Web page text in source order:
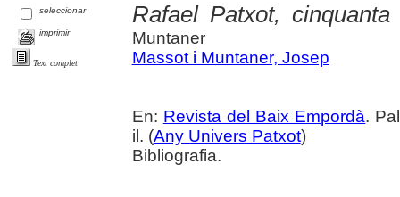
seleccionar
imprimir
Text complet
Rafael Patxot,
Muntaner
Massot i Muntaner, Josep
En: Revista del Baix Empordà.
il. (Any Univers Patxot)
Bibliografia.